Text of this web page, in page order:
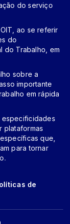
do serviço
ao se referir
do
do Trabalho, em
sobre a
importante
em rápida
plataformas
que,
para tornar
de